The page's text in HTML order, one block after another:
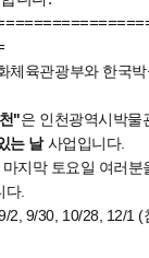
체육관광부와 한국
"은 인천광역시박물
는 날 사업입니다.
마지막 토요일 여러분
다.
2, 9/30, 10/28, 12/1